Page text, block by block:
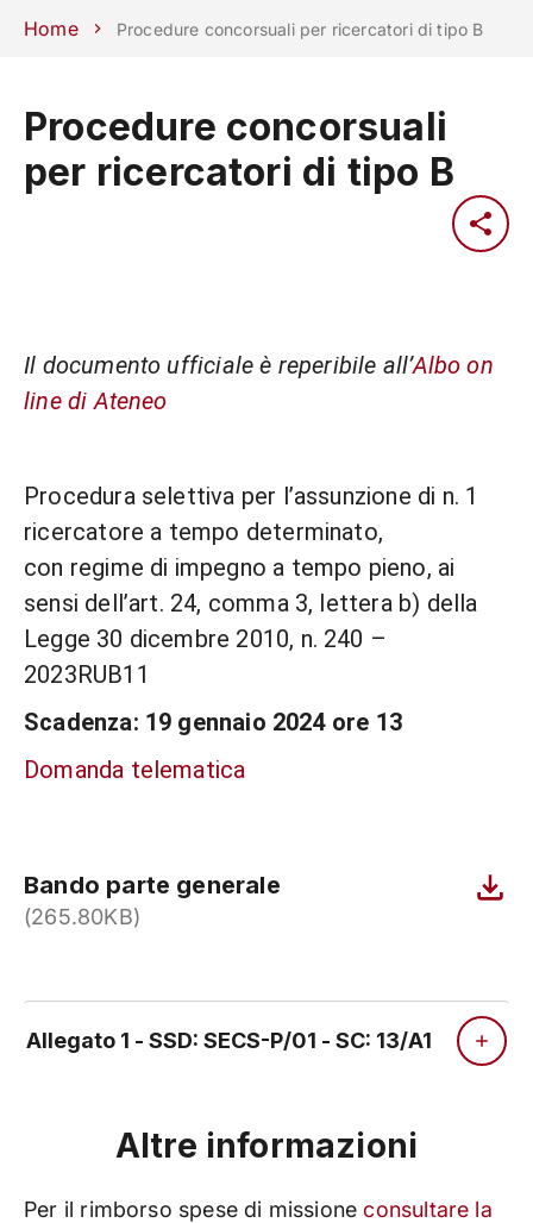
Scuole Dipartimenti
Sostieni
Area
Lavora con
CORSI STUDIARE
CAMPUS
IMPRESE E IMPATTO
Servizi
Home Procedure concorsuali per ricercatori di tipo B
Procedure concorsuali
per ricercatori di tipo B
Il documento ufficiale è reperibile all’Albo on
line di Ateneo
Procedura selettiva per l’assunzione di n. 1
ricercatore a tempo determinato,
con regime di impegno a tempo pieno, ai
sensi dell’art. 24, comma 3, lettera b) della
Legge 30 dicembre 2010, n. 240 –
2023RUB11
Scadenza: 19 gennaio 2024ore 13
Domanda telematica
Bando parte generale
(265.80KB)
Allegato 1 - SSD: SECS-P/01 - SC: 13/A1
Altre informazioni
Per il rimborso spese di missioneconsultare la